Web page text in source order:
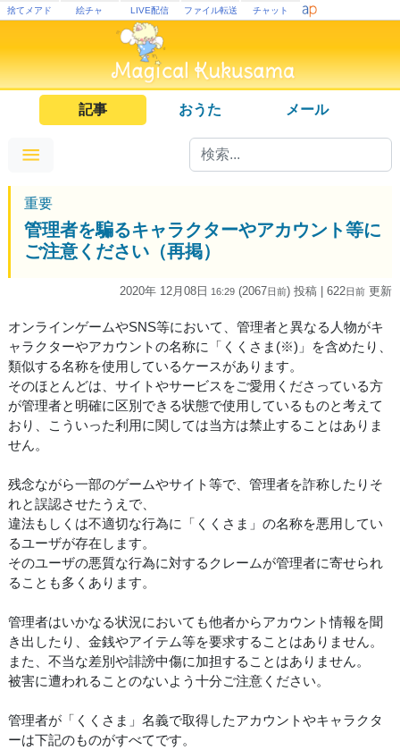
捨てメアド 絵チャ LIVE配信 ファイル転送 チャット
記事 おうた メール
重要
管理者を騙るキャラクターやアカウント等に
ご注意ください（再掲）
2020年 12月08日 16:29 (2067日前) 投稿 | 622日前 更新
オンラインゲームやSNS等において、管理者と異なる人物がキ
ャラクターやアカウントの名称に「くくさま(※)」を含めたり、
類似する名称を使用しているケースがあります。
そのほとんどは、サイトやサービスをご愛用くださっている方
が管理者と明確に区別できる状態で使用しているものと考えて
おり、こういった利用に関しては当方は禁止することはありま
せん。
残念ながら一部のゲームやサイト等で、管理者を詐称したりそ
れと誤認させたうえで、
違法もしくは不適切な行為に「くくさま」の名称を悪用してい
るユーザが存在します。
そのユーザの悪質な行為に対するクレームが管理者に寄せられ
ることも多くあります。
管理者はいかなる状況においても他者からアカウント情報を聞
き出したり、金銭やアイテム等を要求することはありません。
また、不当な差別や誹謗中傷に加担することはありません。
被害に遭われることのないよう十分ご注意ください。
管理者が「くくさま」名義で取得したアカウントやキャラクタ
ーは下記のものがすべてです。